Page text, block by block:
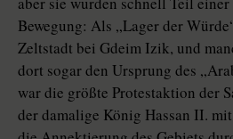
Bewegung: Als „Lager der
Zeltstadt bei Gdeim Izik, und
dort sogar den Ursprung des
war die größte Protestaktion der
der damalige König Hassan II.